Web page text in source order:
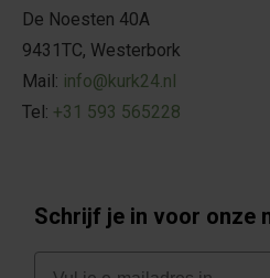
De Noesten 40A
9431TC, Westerbork
Mail: info@kurk24.nl
Tel: +31 593 565228
Schrijf je in voor onze
E-mail